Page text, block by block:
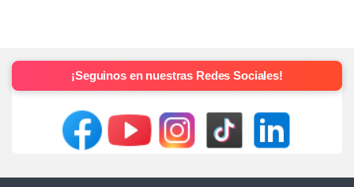
¡Seguinos en nuestras Redes Sociales!